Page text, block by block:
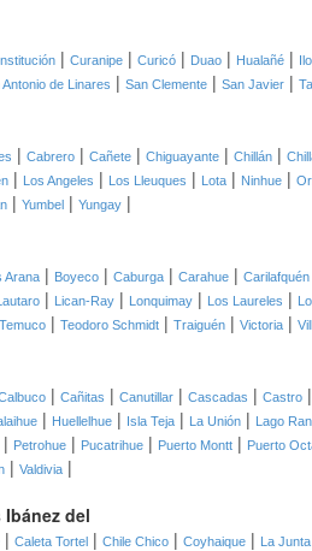
| Curanipe | Curicó | Duao | Hualañé |
Antonio de Linares | San Clemente | San Javier |
| Cabrero | Cañete | Chiguayante | Chillán |
| Los Angeles | Los Lleuques | Lota | Ninhue |
| Yumbel | Yungay |
Arana | Boyeco | Caburga | Carahue | Carilafquén
| Lican-Ray | Lonquimay | Los Laureles |
Temuco | Teodoro Schmidt | Traiguén | Victoria |
| Cañitas | Canutillar | Cascadas | Castro |
| Huellelhue | Isla Teja | La Unión | Lago
| Petrohue | Pucatrihue | Puerto Montt | Puerto
| Valdivia |
del
| Caleta Tortel | Chile Chico | Coyhaique | La Junta